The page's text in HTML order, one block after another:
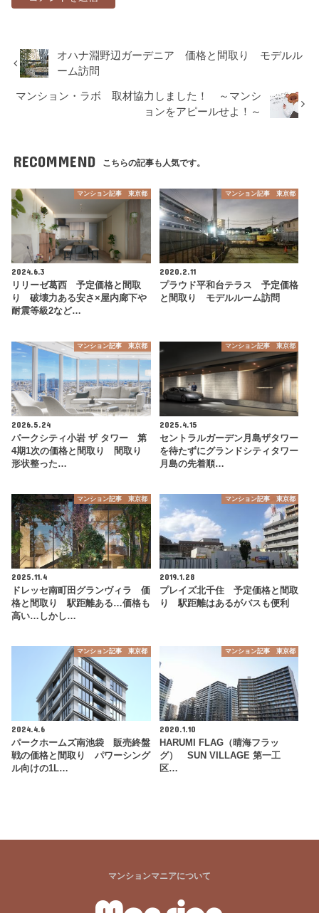
オハナ淵野辺ガーデニア 価格と間取り モデルル
ーム訪問
マンション・ラボ 取材協力しました！ ～マンシ
ョンをアピールせよ！～
RECOMMEND こちらの記事も人気です。
マンション記事 東京都
2024.6.3
リリーゼ葛西 予定価格と間取
り 破壊力ある安さ×屋内廊下や
耐震等級2など…
マンション記事 東京都
2020.2.11
プラウド平和台テラス 予定価格
と間取り モデルルーム訪問
マンション記事 東京都
2026.5.24
パークシティ小岩 ザ タワー 第
4期1次の価格と間取り 間取り
形状整った…
マンション記事 東京都
2025.4.15
セントラルガーデン月島ザタワー
を待たずにグランドシティタワー
月島の先着順…
マンション記事 東京都
2025.11.4
ドレッセ南町田グランヴィラ 価
格と間取り 駅距離ある…価格も
高い…しかし…
マンション記事 東京都
2019.1.28
プレイズ北千住 予定価格と間取
り 駅距離はあるがバスも便利
マンション記事 東京都
2024.4.6
パークホームズ南池袋 販売終盤
戦の価格と間取り パワーシング
ル向けの1L…
マンション記事 東京都
2020.1.10
HARUMI FLAG（晴海フラッ
グ） SUN VILLAGE 第一工
区…
マンションマニアについて